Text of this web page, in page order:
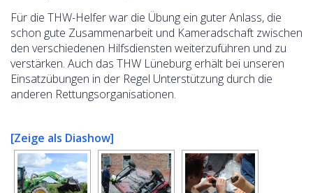
Für die THW-Helfer war die Übung ein guter Anlass, die
schon gute Zusammenarbeit und Kameradschaft zwischen
den verschiedenen Hilfsdiensten weiterzuführen und zu
verstärken. Auch das THW Lüneburg erhält bei unseren
Einsatzübungen in der Regel Unterstützung durch die
anderen Rettungsorganisationen.
[Zeige als Diashow]